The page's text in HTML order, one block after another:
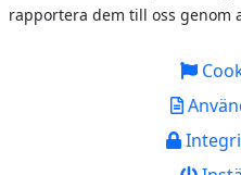
rapportera dem till oss genom